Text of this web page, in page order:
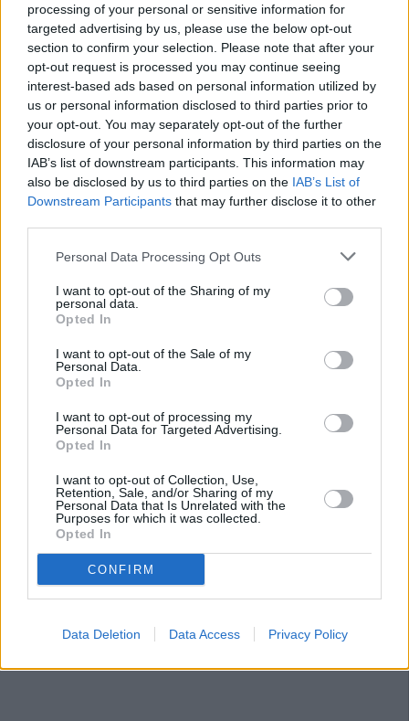
processing of your personal or sensitive information for
targeted advertising by us, please use the below opt-out
section to confirm your selection. Please note that after your
opt-out request is processed you may continue seeing
interest-based ads based on personal information utilized by
us or personal information disclosed to third parties prior to
your opt-out. You may separately opt-out of the further
disclosure of your personal information by third parties on the
IAB’s list of downstream participants. This information may
also be disclosed by us to third parties on the IAB’s List of
Downstream Participants that may further disclose it to other
Personal Data Processing Opt Outs
I want to opt-out of the Sharing of my
personal data.
Opted In
I want to opt-out of the Sale of my
Personal Data.
Opted In
I want to opt-out of processing my
Personal Data for Targeted Advertising.
Opted In
I want to opt-out of Collection, Use,
Retention, Sale, and/or Sharing of my
Personal Data that Is Unrelated with the
Purposes for which it was collected.
Opted In
CONFIRM
Data Deletion Data Access Privacy Policy
Marmolejo, se miró en caminos, vaguadas, arroyos, cauces
de arroyos y hasta el lugar de la casa de campo del
desaparecido. Esa movilización se extendió por las redes
sociales, a través de las que tanto la Subdelegación del
Gobierno en Jaén como la Policía Nacional pusieron la
fotografía del iliturgitano en sus “cuentas” e instaron a
llamar a la Guardia Civil o a la Policía en caso de saber
algo, cualquier pista que pudiera conducir a él. A primera
hora de la mañana, desde el aeródromo de Las Infantas, se
desplazó con un ultraligero (avioneta) Blas Milla que,
junto con un hermano del desaparecido, sobrevolaron
lugares del término iliturgitano. “Hemos pasado por los
por el río Guadalquivir y la carretera del santuario. Hemos
estado sobre dos horas volando, pero desgraciadamente
conmocionó a los vecinos de Andújar.